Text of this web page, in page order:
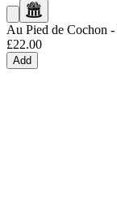
Au Pied de Cochon -
£22.00
Add